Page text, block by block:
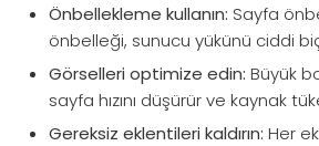
Önbellekleme kullanın: Sayfa
önbelleği, sunucu yükünü ciddi
Görselleri optimize edin: Büyük
sayfa hızını düşürür ve kaynak
Gereksiz eklentileri kaldırın: Her